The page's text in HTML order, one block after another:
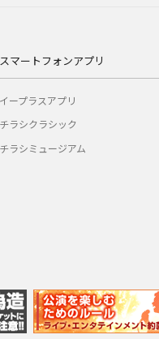
スマートフォンアプリ
イープラスアプリ
チラシクラシック
チラシミュージアム